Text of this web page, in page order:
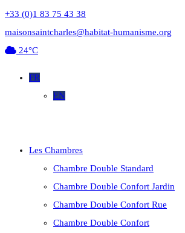
+33 (0)1 83 75 43 38
maisonsaintcharles@habitat-humanisme.org
24°C
FR
EN
Les Chambres
Chambre Double Standard
Chambre Double Confort Jardin
Chambre Double Confort Rue
Chambre Double Confort